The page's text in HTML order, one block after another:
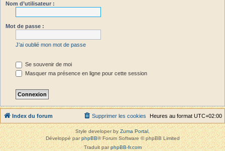
Nom d’utilisateur :
Mot de passe :
J’ai oublié mon mot de passe
Se souvenir de moi
Masquer ma présence en ligne pour cette session
Index du forum Heures au format UTC+02:00
Supprimer les cookies
Style developer byZuma Portal,
Développé parphpBB® Forum Software © phpBB Limited
Traduit parphpBB-fr.com